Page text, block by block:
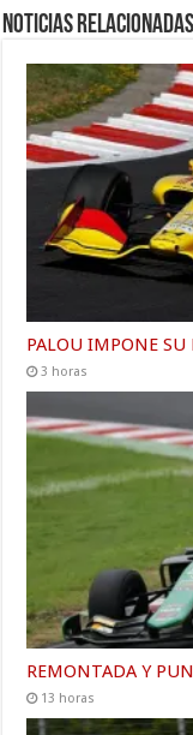
Noticias relacionadas
PALOU IMPONE SU
3 horas
REMONTADA Y
13 horas